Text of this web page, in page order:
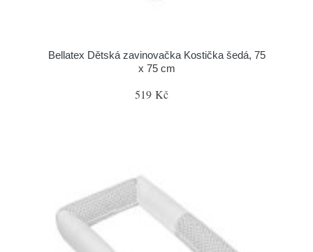
Bellatex Dětská zavinovačka Kostička šedá, 75
x 75 cm
519 Kč